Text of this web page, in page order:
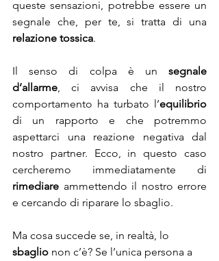
queste sensazioni, potrebbe essere un
relazione tossica.
Il senso di colpa è un segnale
d’allarme, ci avvisa che il nostro
comportamento ha turbato l’equilibrio
di un rapporto e che potremmo
aspettarci una reazione negativa dal
nostro partner. Ecco, in questo caso
rimediare ammettendo il nostro errore
e cercando di riparare lo sbaglio.
Ma cosa succede se, in realtà, lo
sbaglio non c’è? Se l’unica persona a